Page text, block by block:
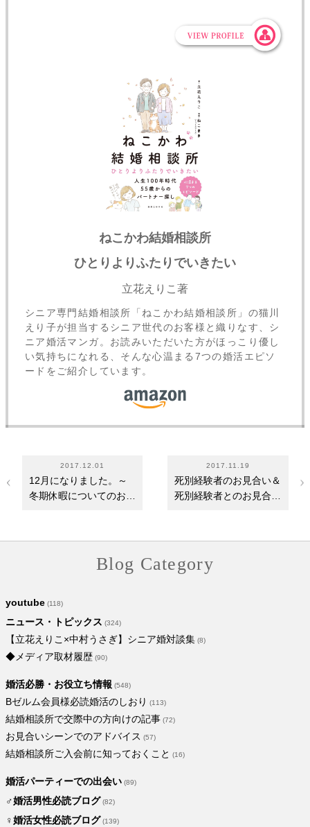
ねこかわ結婚相談所
ひとりよりふたりでいきたい
立花えりこ著
シニア専門結婚相談所「ねこかわ結婚相談所」の猫川
えり子が担当するシニア世代のお客様と織りなす、シ
ニア婚活マンガ。お読みいただいた方がほっこり優し
い気持ちになれる、そんな心温まる7つの婚活エピソ
ードをご紹介しています。
2017.12.01
12月になりました。～
冬期休暇についてのお知
2017.11.19
死別経験者のお見合い＆
死別経験者とのお見合い
Blog Category
youtube (118)
ニュース・トピックス (324)
【立花えりこ×中村うさぎ】シニア婚対談集 (8)
◆メディア取材履歴 (90)
婚活必勝・お役立ち情報 (548)
Bゼルム会員様必読婚活のしおり (113)
結婚相談所で交際中の方向けの記事 (72)
お見合いシーンでのアドバイス (57)
結婚相談所ご入会前に知っておくこと (16)
婚活パーティーでの出会い (89)
♂婚活男性必読ブログ (82)
♀婚活女性必読ブログ (139)